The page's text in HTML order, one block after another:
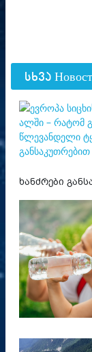
სხვა
ხანძრები